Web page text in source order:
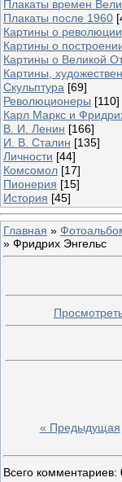
Плакаты времен
Плакаты после 1960
Картины о
Картины о
Картины о Великой
Картины,
Скульптура [69]
Революционеры [110]
Карл Маркс и
В. И. Ленин [166]
И. В. Сталин [135]
Личности [44]
Комсомол [17]
Пионерия [15]
История [45]
Главная »
» Фридрих Энгельс
« Предыдущая
Всего комментариев: